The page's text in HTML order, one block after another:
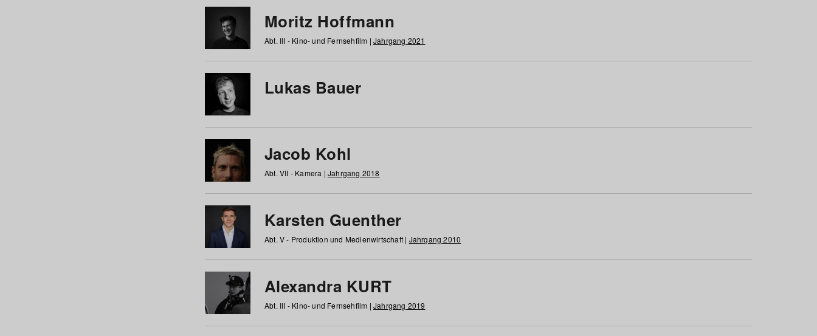
Moritz Hoffmann
Abt. III - Kino- und Fernsehfilm | Jahrgang 2021
Lukas Bauer
Jacob Kohl
Abt. VII - Kamera | Jahrgang 2018
Karsten Guenther
Abt. V - Produktion und Medienwirtschaft | Jahrgang 2010
Alexandra KURT
Abt. III - Kino- und Fernsehfilm | Jahrgang 2019